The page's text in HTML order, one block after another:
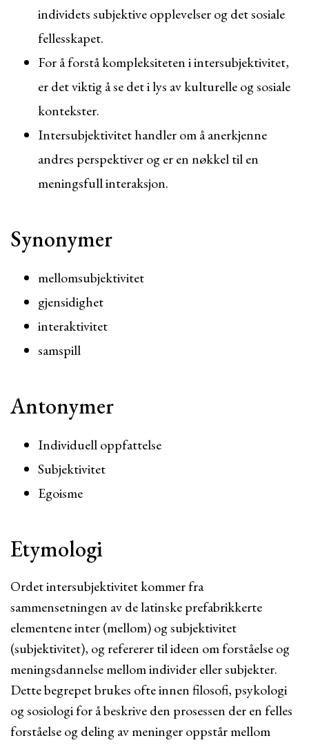
individets subjektive opplevelser og det sosiale
fellesskapet.
For å forstå kompleksiteten i intersubjektivitet,
er det viktig å se det i lys av kulturelle og sosiale
kontekster.
Intersubjektivitet handler om å anerkjenne
andres perspektiver og er en nøkkel til en
meningsfull interaksjon.
Synonymer
mellomsubjektivitet
gjensidighet
interaktivitet
samspill
Antonymer
Individuell oppfattelse
Subjektivitet
Egoisme
Etymologi
Ordet intersubjektivitet kommer fra
sammensetningen av de latinske prefabrikkerte
elementene inter (mellom) og subjektivitet
(subjektivitet), og refererer til ideen om forståelse og
meningsdannelse mellom individer eller subjekter.
Dette begrepet brukes ofte innen filosofi, psykologi
og sosiologi for å beskrive den prosessen der en felles
forståelse og deling av meninger oppstår mellom